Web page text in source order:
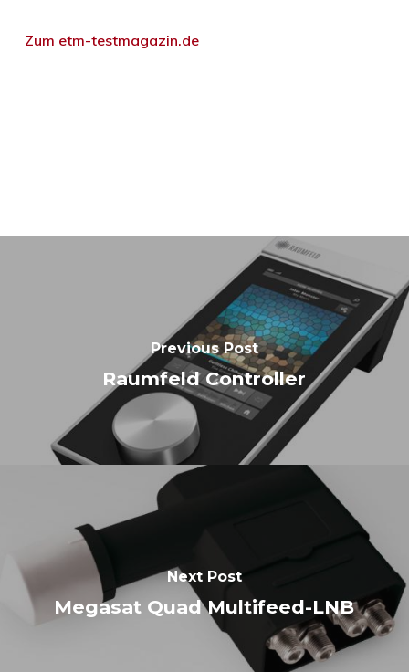
Zum etm-testmagazin.de
Previous Post
Raumfeld Controller
Next Post
Megasat Quad Multifeed-LNB